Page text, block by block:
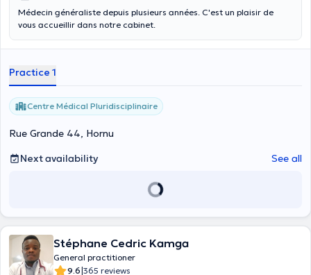
Médecin généraliste depuis plusieurs années. C'est un plaisir de
vous accueillir dans notre cabinet.
Practice 1
Centre Médical Pluridisciplinaire
Rue Grande 44, Hornu
Next availability
See all
Stéphane Cedric Kamga
General practitioner
9.6|365 reviews